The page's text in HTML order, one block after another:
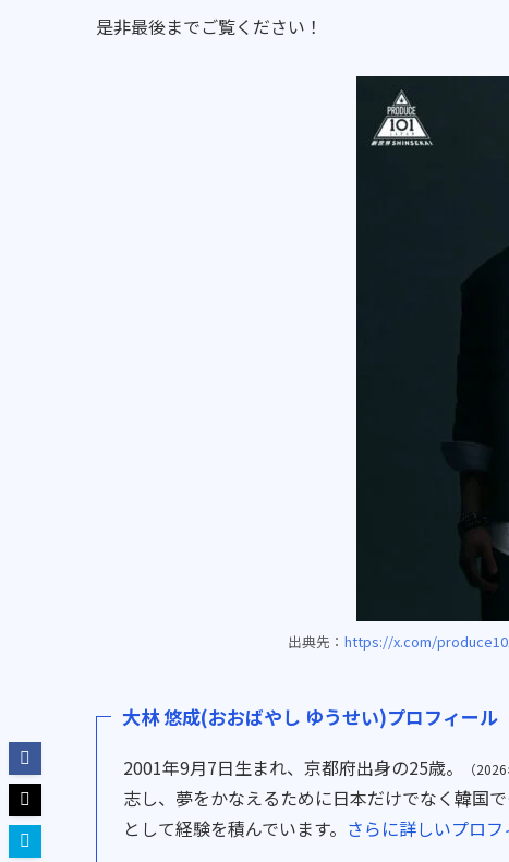
是非最後までご覧ください！
出典先： https://x.com/
大林 悠成(おおばやし ゆうせい)プロフィール
2001年9月7日生まれ、京都府出身の25歳。 （
志し、夢をかなえるために日本だけでなく韓国
として経験を積んでいます。 さらに詳しいプロフ